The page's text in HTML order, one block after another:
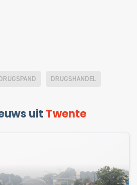
DRUGSHANDEL
uit Twente